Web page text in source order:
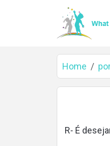
Home
R- É